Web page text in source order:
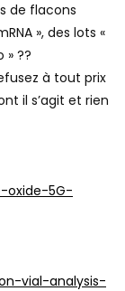
de flacons
», des lots «
» ??
à tout prix
il s’agit et rien
oxide-5G-
vial-analysis-